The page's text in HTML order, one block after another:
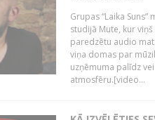
Grupas “Laika
studijā Mute, kur
paredzētu audio
viņa domas par
uzņēmuma palīdz
atmosfēru.[video...